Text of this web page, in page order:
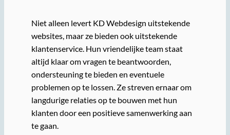
Niet alleen levert KD Webdesign uitstekende
websites, maar ze bieden ook uitstekende
klantenservice. Hun vriendelijke team staat
altijd klaar om vragen te beantwoorden,
ondersteuning te bieden en eventuele
problemen op te lossen. Ze streven ernaar om
langdurige relaties op te bouwen met hun
klanten door een positieve samenwerking aan
te gaan.